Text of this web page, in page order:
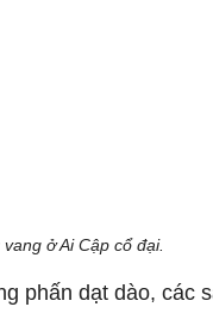
ở Ai Cập cổ đại.
phấn dạt dào, các